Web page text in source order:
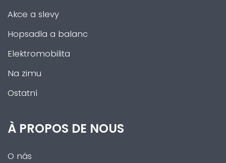
Akce a slevy
Hopsadla a balanc
Elektromobilita
Na zimu
Ostatní
À PROPOS DE NOUS
O nás